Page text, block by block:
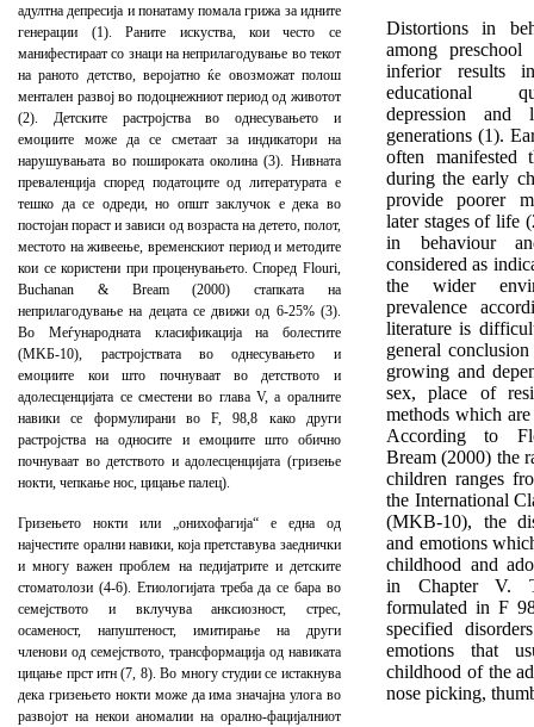
адултна депресија и понатаму помала грижа за идните
генерации (1). Раните искуства, кои често се
манифестираат со знаци на неприлагодување во текот
на раното детство, веројатно ќе овозможат полош
ментален развој во подоцнежниот период од животот
(2). Детските растројства во однесувањето и
емоциите може да се сметаат за индикатори на
нарушувањата во пошироката околина (3). Нивната
преваленција според податоците од литературата е
тешко да се одреди, но општ заклучок е дека во
постојан пораст и зависи од возраста на детето, полот,
местото на живеење, временскиот период и методите
кои се користени при проценувањето. Според Flouri,
Buchanan & Bream (2000) стапката на
неприлагодување на децата се движи од 6-25% (3).
Во Меѓународната класификација на болестите
(MKБ-10), растројствата во однесувањето и
емоциите кои што почнуваат во детството и
адолесценцијата се сместени во глава V, а оралните
навики се формулирани во F, 98,8 како други
растројства на односите и емоциите што обично
почнуваат во детството и адолесценцијата (гризење
нокти, чепкање нос, цицање палец).
Гризењето нокти или „онихофагија“ е една од
најчестите орални навики, која претставува заеднички
и многу важен проблем на педијатрите и детските
стоматолози (4-6). Етиологијата треба да се бара во
семејството и вклучува анксиозност, стрес,
осаменост, напуштеност, имитирање на други
членови од семејството, трансформација од навиката
цицање прст итн (7, 8). Во многу студии се истакнува
дека гризењето нокти може да има значајна улога во
развојот на некои аномалии на орално-фацијалниот
Distortions in
among
inferior results
educational
depression
generations (1).
often manifested
during the early
provide poorer
later stages of life
in behaviour
considered as
the wider
prevalence
literature is
general
growing and
sex, place of
methods which
According to
Bream (2000) the
children ranges
the International
(MKB-10), the
and emotions
childhood and
in Chapter V.
formulated in F
specified
emotions that
childhood of the
nose picking,